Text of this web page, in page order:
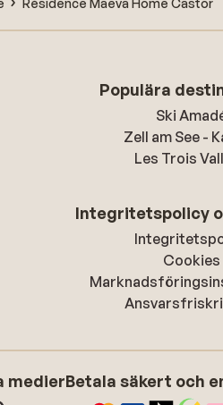
Populära
Ski
Zell am See -
Les Trois
Integritetspolicy
Cookies
medierBetala säkert och